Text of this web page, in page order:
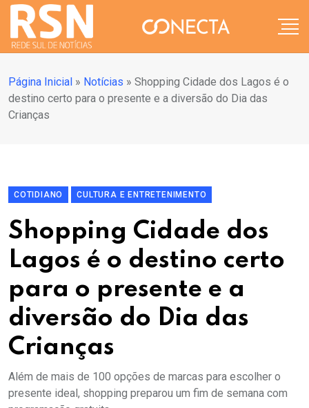
Página Inicial » Notícias » Shopping Cidade dos Lagos é o
destino certo para o presente e a diversão do Dia das
Crianças
COTIDIANO CULTURA E ENTRETENIMENTO
Shopping Cidade dos
Lagos é o destino certo
para o presente e a
diversão do Dia das
Crianças
Além de mais de 100 opções de marcas para escolher o
presente ideal, shopping preparou um fim de semana com